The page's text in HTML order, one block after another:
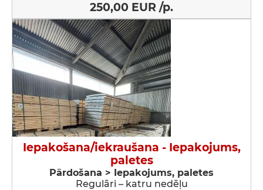
250,00 EUR /p.
Iepakošana/iekraušana - Iepakojums,
paletes
Pārdošana > Iepakojums, paletes
Regulāri – katru nedēļu